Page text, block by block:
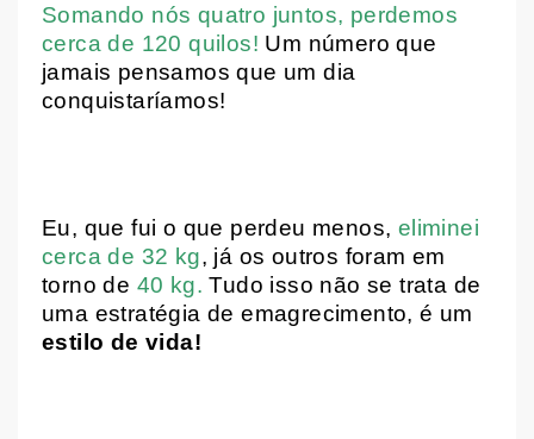
Somando nós quatro juntos, perdemos
cerca de 120 quilos! Um número que
jamais pensamos que um dia
conquistaríamos!
Eu, que fui o que perdeu menos, eliminei
cerca de 32 kg, já os outros foram em
torno de 40 kg. Tudo isso não se trata de
uma estratégia de emagrecimento, é um
estilo de vida!